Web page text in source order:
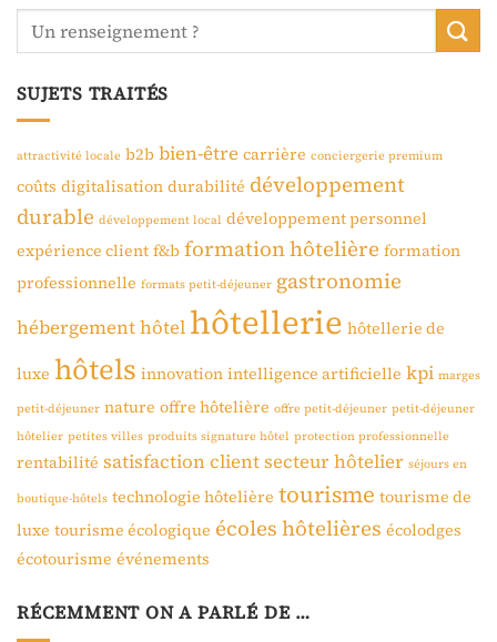
SUJETS TRAITÉS
attractivité locale b2b bien-être carrière conciergerie premium
coûts digitalisation durabilité développement
durable développement local développement personnel
expérience client f&b formation hôtelière formation
professionnelle formats petit-déjeuner gastronomie
hébergementhôtel hôtellerie hôtellerie de
luxe hôtels innovation intelligence artificielle kpi marges
petit-déjeuner nature offre hôtelière offre petit-déjeuner petit-déjeuner
hôtelier petites villes produits signature hôtel protection professionnelle
rentabilité satisfaction clientsecteur hôtelier séjours en
boutique-hôtels technologie hôtelière tourisme tourisme de
luxe tourisme écologique écoles hôtelières écolodges
écotourisme événements
RÉCEMMENT ON A PARLÉ DE …